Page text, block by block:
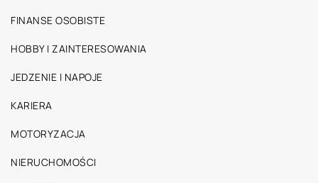
FINANSE OSOBISTE
HOBBY I ZAINTERESOWANIA
JEDZENIE I NAPOJE
KARIERA
MOTORYZACJA
NIERUCHOMOŚCI